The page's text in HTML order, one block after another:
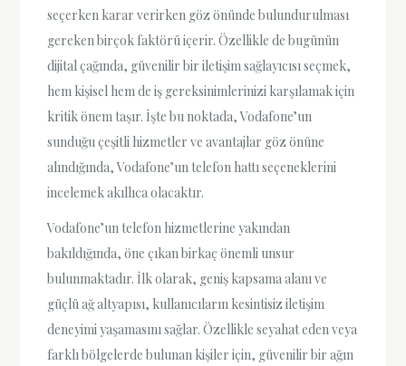
seçerken karar verirken göz önünde bulundurulması
gereken birçok faktörü içerir. Özellikle de bugünün
dijital çağında, güvenilir bir iletişim sağlayıcısı seçmek,
hem kişisel hem de iş gereksinimlerinizi karşılamak için
kritik önem taşır. İşte bu noktada, Vodafone’un
sunduğu çeşitli hizmetler ve avantajlar göz önüne
alındığında, Vodafone’un telefon hattı seçeneklerini
incelemek akıllıca olacaktır.
Vodafone’un telefon hizmetlerine yakından
bakıldığında, öne çıkan birkaç önemli unsur
bulunmaktadır. İlk olarak, geniş kapsama alanı ve
güçlü ağ altyapısı, kullanıcıların kesintisiz iletişim
deneyimi yaşamasını sağlar. Özellikle seyahat eden veya
farklı bölgelerde bulunan kişiler için, güvenilir bir ağın